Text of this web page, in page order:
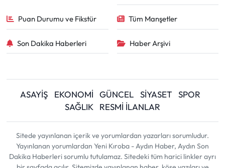
Puan Durumu ve Fikstür Tüm Manşetler
Son Dakika Haberleri Haber Arşivi
ASAYİŞ EKONOMİ GÜNCEL SİYASET
SPOR
SAĞLIK
RESMİ İLANLAR
Sitede yayınlanan içerik ve yorumlardan yazarları sorumludur.
Yayınlanan yorumlardan Yeni Kıroba - Aydın Haber, Aydın Son
Dakika Haberleri sorumlu tutulamaz. Sitedeki tüm harici linkler ayrı